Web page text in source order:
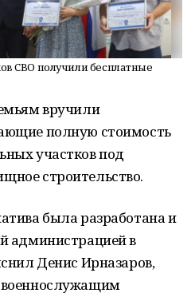
СВО получили бесплатные
вручили
полную стоимость
участков под
строительство.
была разработана и
администрацией в
Денис Ирназаров,
военнослужащим